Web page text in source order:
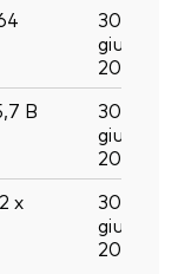
30
giu
2026
B
30
giu
2026
x
30
giu
2026